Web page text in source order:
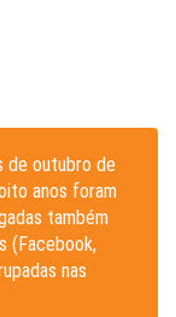
de outubro de
anos foram
também
(Facebook,
nas